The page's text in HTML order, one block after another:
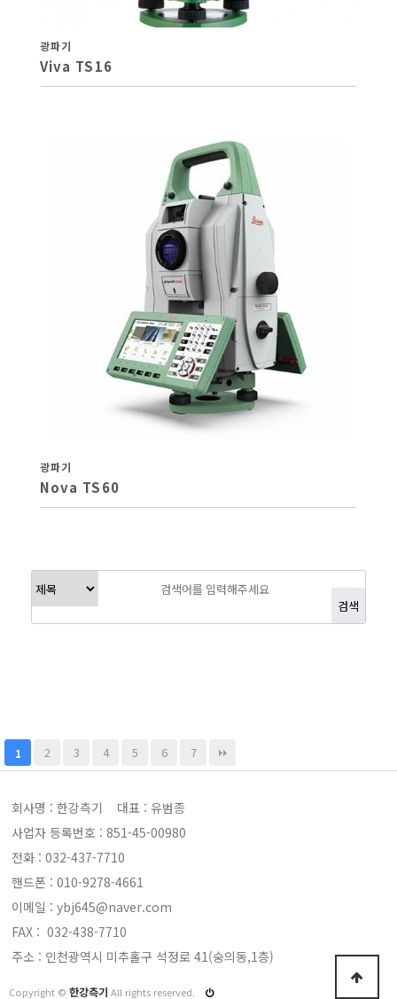
광파기
Viva TS16
광파기
Nova TS60
1 2 3 4 5 6 7
회사명 : 한강측기 대표 : 유범종
사업자 등록번호 : 851-45-00980
전화 : 032-437-7710
핸드폰 : 010-9278-4661
이메일 : ybj645@naver.com
FAX : 032-438-7710
주소 : 인천광역시 미추홀구 석정로 41(숭의동,1층)
Copyright © 한강측기 All rights reserved.